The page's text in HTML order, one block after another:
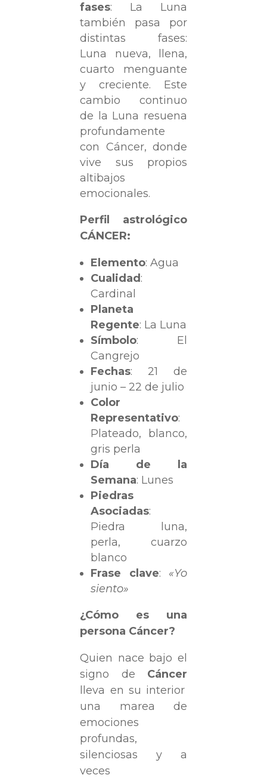
fases: La Luna
también pasa por
distintas fases:
Luna nueva, llena,
cuarto menguante
y creciente. Este
cambio continuo
de la Luna resuena
profundamente
con Cáncer, donde
vive sus propios
altibajos
emocionales.
Perfil astrológico
CÁNCER:
Elemento: Agua
Cualidad :
Cardinal
Planeta
Regente: La Luna
Símbolo: El
Cangrejo
Fechas: 21 de
junio – 22 de julio
Color
Representativo:
Plateado, blanco,
gris perla
Día de la
Semana: Lunes
Piedras
Asociadas:
Piedra luna,
perla, cuarzo
blanco
Frase clave: «Yo
siento»
¿Cómo es una
persona Cáncer?
Quien nace bajo el
signo de Cáncer
lleva en su interior
una marea de
emociones
profundas,
silenciosas y a
veces